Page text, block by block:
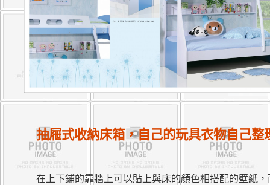
抽屜式收納床箱，自己的玩具衣物自己整
在上下鋪的靠牆上可以貼上與床的顏色相搭配的壁紙，